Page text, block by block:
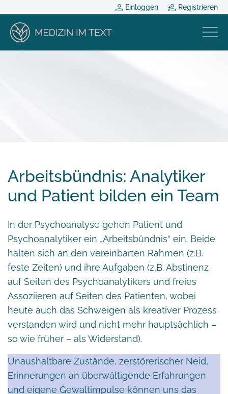
Einloggen Registrieren
Arbeitsbündnis: Analytiker
und Patient bilden ein Team
In der Psychoanalyse gehen Patient und
Psychoanalytiker ein „Arbeitsbündnis“ ein. Beide
halten sich an den vereinbarten Rahmen (z.B.
feste Zeiten) und ihre Aufgaben (z,B. Abstinenz
auf Seiten des Psychoanalytikers und freies
Assoziieren auf Seiten des Patienten, wobei
heute auch das Schweigen als kreativer Prozess
verstanden wird und nicht mehr hauptsächlich –
so wie früher – als Widerstand).
Unaushaltbare Zustände, zerstörerischer Neid,
Erinnerungen an überwältigende Erfahrungen
und eigene Gewaltimpulse können uns das